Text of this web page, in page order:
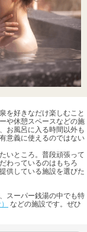
を好きなだけ楽しむこと
や休憩スペースなどの施
お風呂に入る時間以外も
意義に使えるのではない
いところ。普段頑張って
わっているのはもちろ
供している施設を選びた
スーパー銭湯の中でも特
などの施設です。ぜひ